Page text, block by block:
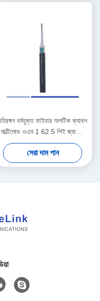
বর্মযুক্ত ফাইবার অপটিক ক্যাবল
মাল্টিমোড ওএম 1 62.5 পিই জ্যাকেট
আবহাওয়া প্রতিরোধী
সেরা দাম পান